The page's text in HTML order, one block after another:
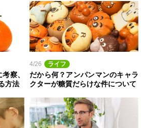
察、
方法
4/26 ライフ
だから何？アンパンマンのキャラ
クターが糖質だらけな件について